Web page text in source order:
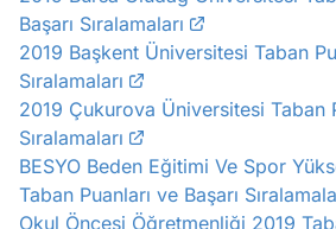
Başarı Sıralamaları
2019 Başkent Üniversitesi Taban
Sıralamaları
2019 Çukurova Üniversitesi Taban
Sıralamaları
BESYO Beden Eğitimi Ve Spor
Taban Puanları ve Başarı
Okul Öncesi Öğretmenliği 2019